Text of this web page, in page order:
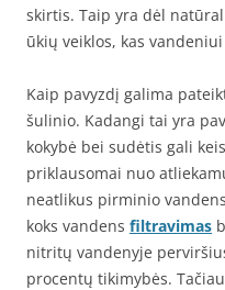
skirtis. Taip yra dėl
ūkių veiklos, kas
Kaip pavyzdį galima
šulinio. Kadangi tai yra
kokybė bei sudėtis gali
priklausomai nuo
neatlikus pirminio
koks vandens filtravimas
nitritų vandenyje
procentų tikimybės.